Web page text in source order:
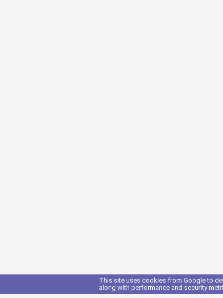
This site uses cookies from Google to
along with performance and security